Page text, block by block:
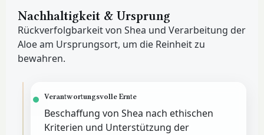
Nachhaltigkeit & Ursprung
Rückverfolgbarkeit von Shea und Verarbeitung der
Aloe am Ursprungsort, um die Reinheit zu
bewahren.
Verantwortungsvolle Ernte
Beschaffung von Shea nach ethischen
Kriterien und Unterstützung der